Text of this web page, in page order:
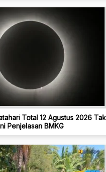
Total 12 Agustus 2026
Penjelasan BMKG